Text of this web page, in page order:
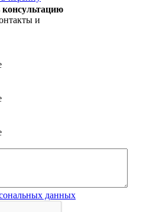
и
данных